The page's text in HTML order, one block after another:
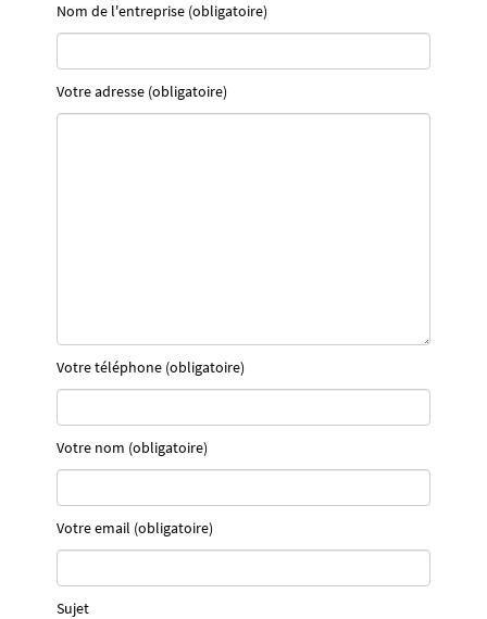
Nom de l'entreprise (obligatoire)
Votre adresse (obligatoire)
Votre téléphone (obligatoire)
Votre nom (obligatoire)
Votre email (obligatoire)
Sujet